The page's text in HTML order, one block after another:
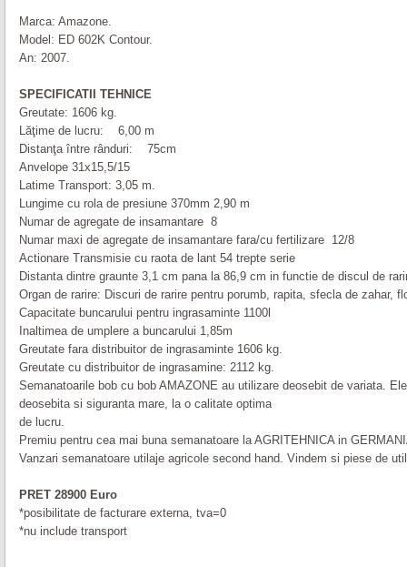
Marca: Amazone.
Model: ED 602K Contour.
An: 2007.
SPECIFICATII TEHNICE
Greutate: 1606 kg.
Lăţime de lucru: 6,00 m
Distanţa între rânduri: 75cm
Anvelope 31x15,5/15
Latime Transport: 3,05 m.
Lungime cu rola de presiune 370mm 2,90 m
Numar de agregate de insamantare 8
Numar maxi de agregate de insamantare fara/cu fertilizare 12/8
Actionare Transmisie cu raota de lant 54 trepte serie
Distanta dintre graunte 3,1 cm pana la 86,9 cm in functie de discul de
Organ de rarire: Discuri de rarire pentru porumb, rapita, sfecla de zahar,
Capacitate buncarului pentru ingrasaminte 1100l
Inaltimea de umplere a buncarului 1,85m
Greutate fara distribuitor de ingrasaminte 1606 kg.
Greutate cu distribuitor de ingrasamine: 2112 kg.
Semanatoarile bob cu bob AMAZONE au utilizare deosebit de variata.
deosebita si siguranta mare, la o calitate optima
de lucru.
Premiu pentru cea mai buna semanatoare la AGRITEHNICA in
Vanzari semanatoare utilaje agricole second hand. Vindem si piese de
PRET 28900 Euro
*posibilitate de facturare externa, tva=0
*nu include transport